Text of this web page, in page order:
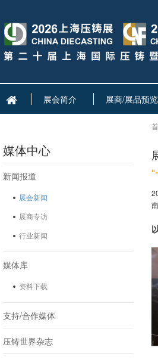
展会简介 展商/展品预览
媒体中心
新闻报道
展会新闻
展商专访
行业新闻
媒体库
资料下载
支持/合作媒体
压铸世界杂志